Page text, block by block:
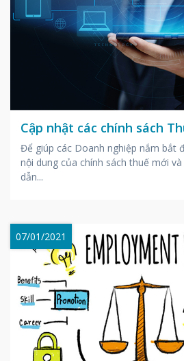
Cập nhật các chính sách
Để giúp các Doanh nghiệp nắm bắt
nội dung của chính sách thuế mới
dẫn...
07/01/2021